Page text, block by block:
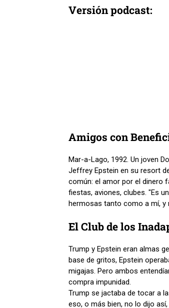
Versión podcast:
Amigos con
Mar-a-Lago, 1992. Un joven
Jeffrey Epstein en su resort
común: el amor por el dinero
fiestas, aviones, clubes. "Es
hermosas tanto como a mí, y
El Club de los
Trump y Epstein eran almas
base de gritos, Epstein
migajas. Pero ambos
compra impunidad.
Trump se jactaba de tocar a
eso, o más bien, no lo dijo